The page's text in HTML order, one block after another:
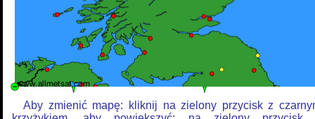
Aby zmienić mapę: kliknij na zielony przycisk z